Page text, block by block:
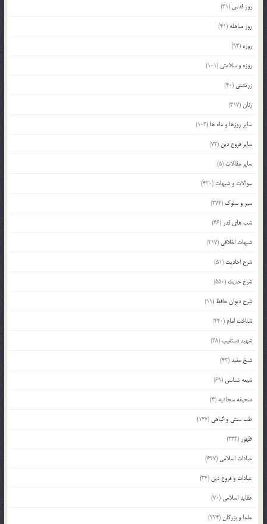
روز قدس (31)
روز مباهله (41)
روزه (93)
روزه و سلامتی (101)
زرتشتی (40)
زنان(317)
سایر روزها و ماه ها (103)
سایر فروع دین (72)
سایر مقالات (5)
سوالات و شبهات (420)
سیر و سلوک (274)
شب های قدر (46)
شبهات اخلاقی (217)
شرح احادیث (51)
شرح حدیث (550)
شرح دیوان حافظ (11)
شناخت امام (440)
شهید دستغیب(38)
شیخ مفید(42)
شیعه شناسی (69)
صحیفه سجادیه (4)
طب سنتی و گیاهی (147)
ظهور (334)
عبادات اسلامی (627)
عبادات و فروع دین (34)
عقاید اسلامی (70)
علما و بزرگان(224)